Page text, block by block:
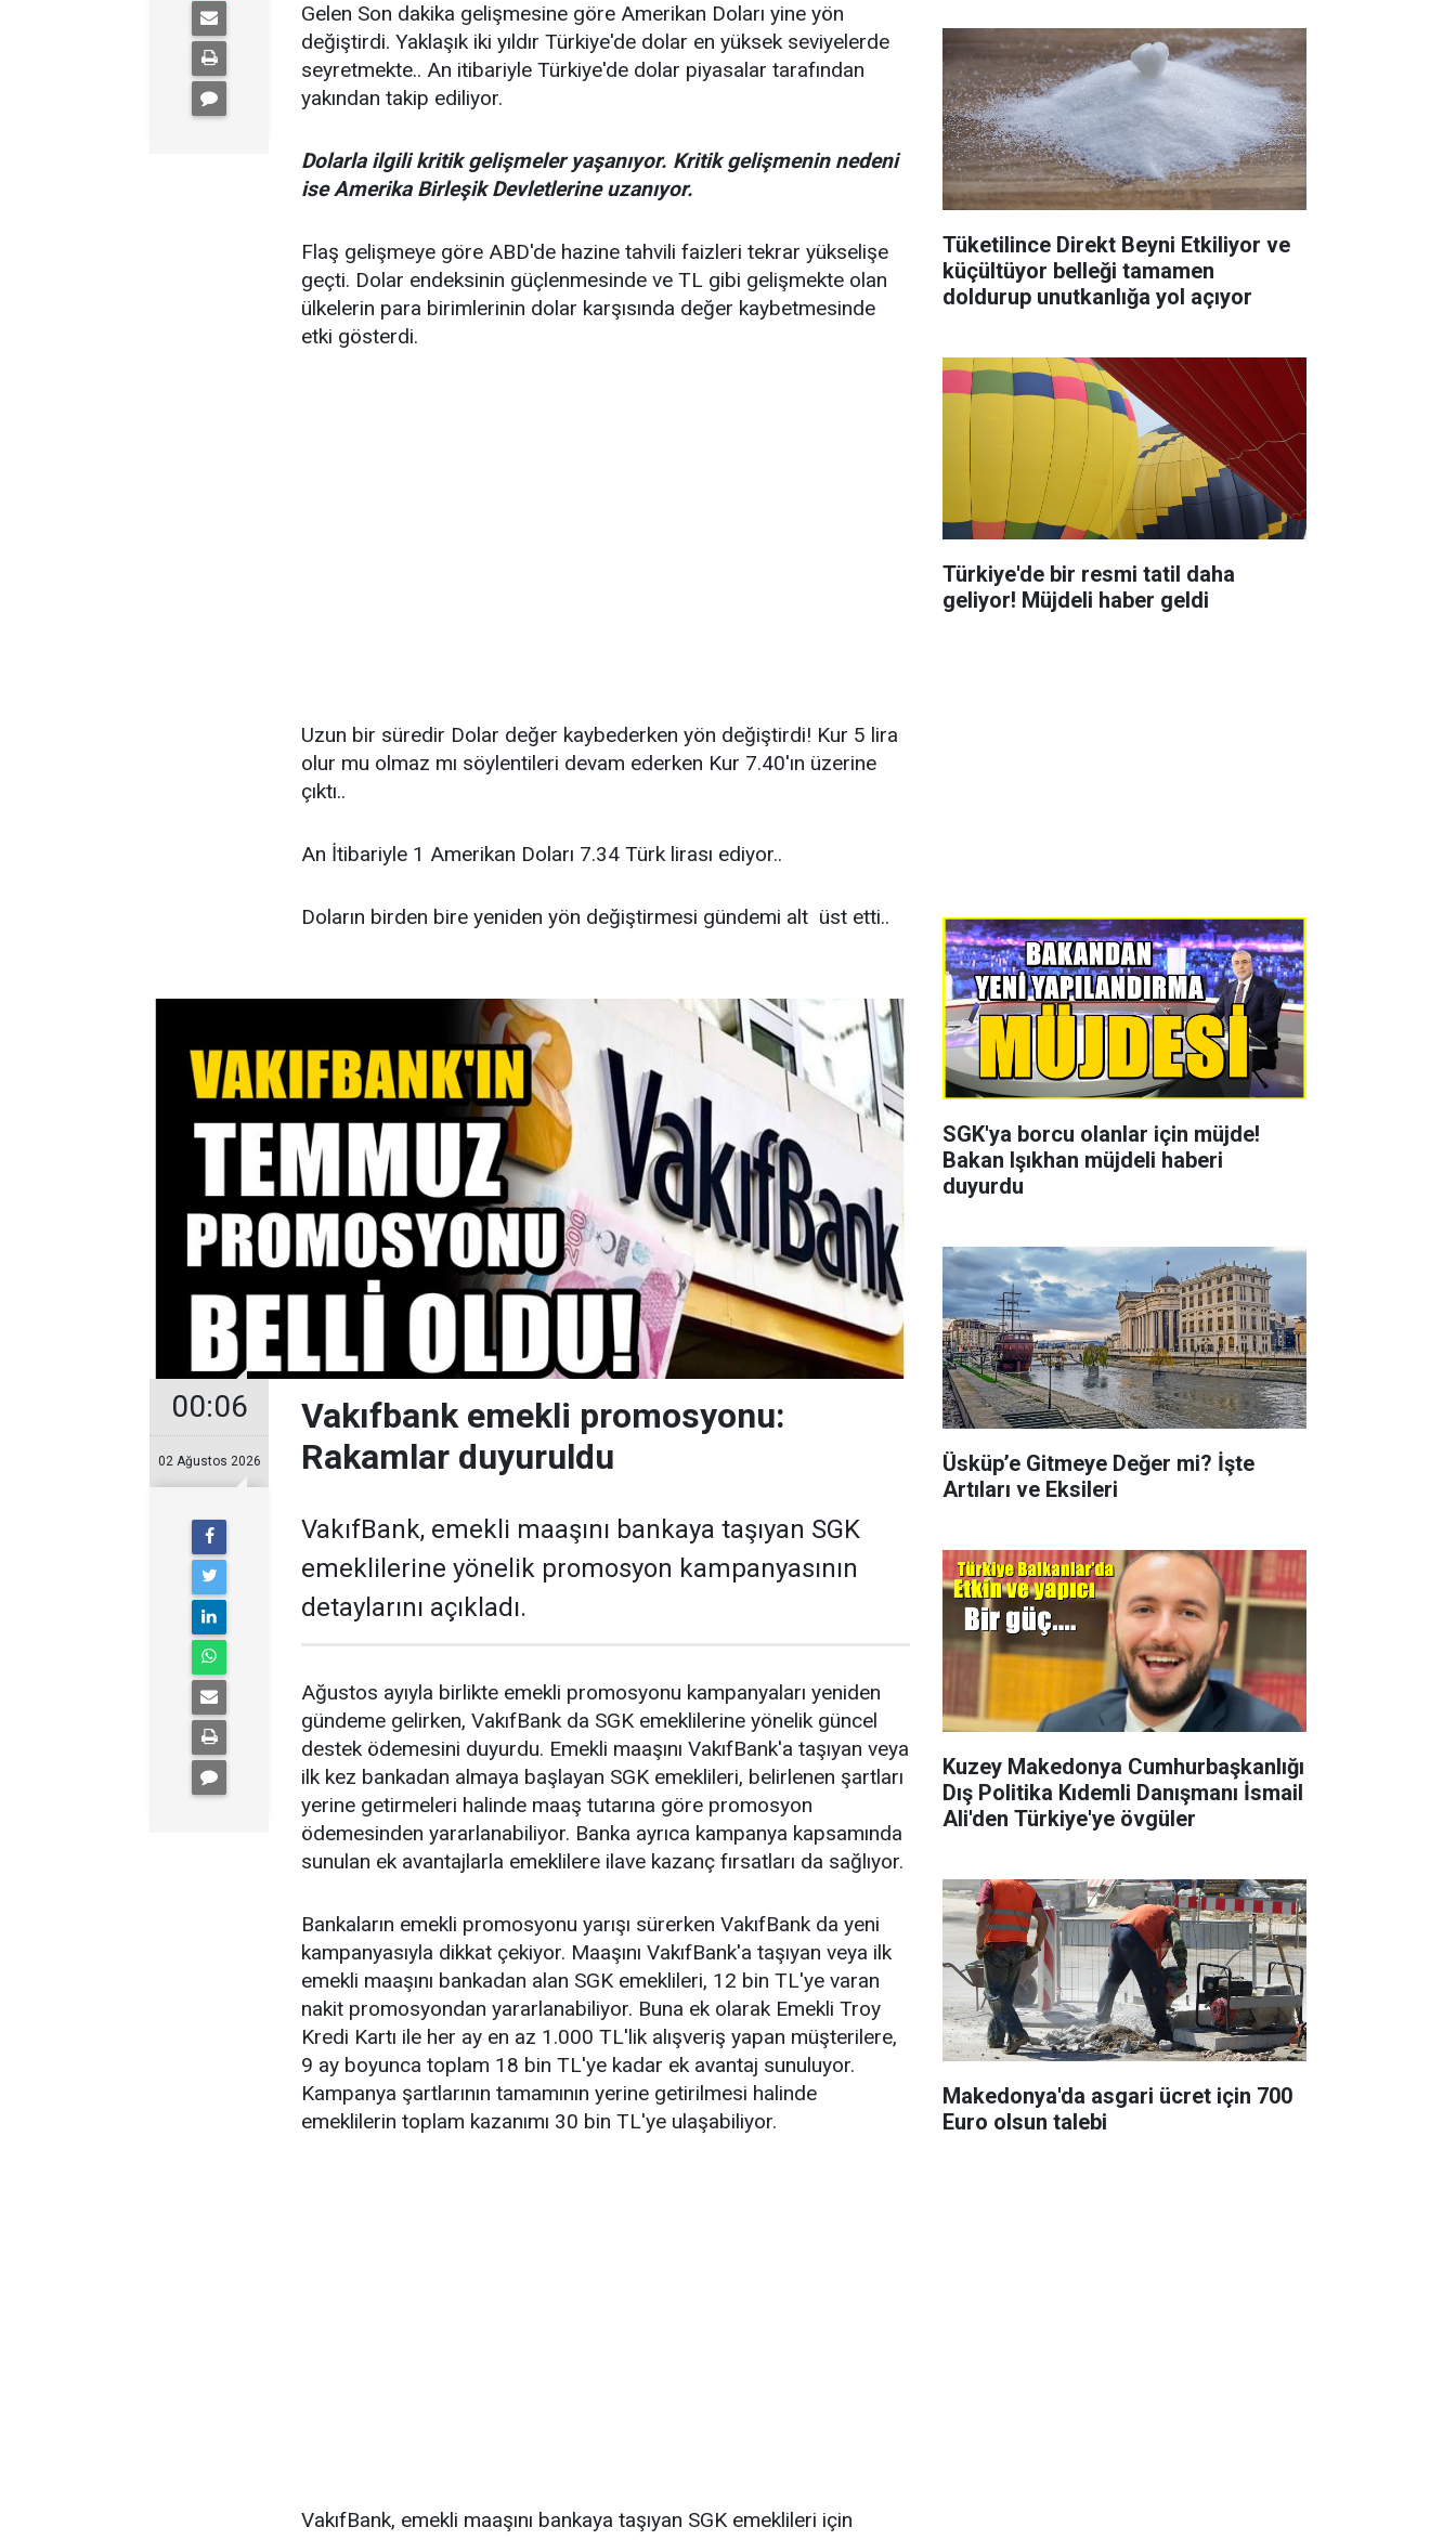
Gelen Son dakika gelişmesine göre Amerikan Doları yine yön
değiştirdi. Yaklaşık iki yıldır Türkiye'de dolar en yüksek seviyelerde
seyretmekte.. An itibariyle Türkiye'de dolar piyasalar tarafından
yakından takip ediliyor.
Dolarla ilgili kritik gelişmeler yaşanıyor. Kritik gelişmenin nedeni
ise Amerika Birleşik Devletlerine uzanıyor.
Flaş gelişmeye göre ABD'de hazine tahvili faizleri tekrar yükselişe
geçti. Dolar endeksinin güçlenmesinde ve TL gibi gelişmekte olan
ülkelerin para birimlerinin dolar karşısında değer kaybetmesinde
etki gösterdi.
Uzun bir süredir Dolar değer kaybederken yön değiştirdi! Kur 5 lira
olur mu olmaz mı söylentileri devam ederken Kur 7.40'ın üzerine
çıktı..
An İtibariyle 1 Amerikan Doları 7.34 Türk lirası ediyor..
Doların birden bire yeniden yön değiştirmesi gündemi alt üst etti..
00:06
02 Ağustos 2026
Vakıfbank emekli promosyonu:
Rakamlar duyuruldu
VakıfBank, emekli maaşını bankaya taşıyan SGK
emeklilerine yönelik promosyon kampanyasının
detaylarını açıkladı.
Ağustos ayıyla birlikte emekli promosyonu kampanyaları yeniden
gündeme gelirken, VakıfBank da SGK emeklilerine yönelik güncel
destek ödemesini duyurdu. Emekli maaşını VakıfBank'a taşıyan veya
ilk kez bankadan almaya başlayan SGK emeklileri, belirlenen şartları
yerine getirmeleri halinde maaş tutarına göre promosyon
ödemesinden yararlanabiliyor. Banka ayrıca kampanya kapsamında
sunulan ek avantajlarla emeklilere ilave kazanç fırsatları da sağlıyor.
Bankaların emekli promosyonu yarışı sürerken VakıfBank da yeni
kampanyasıyla dikkat çekiyor. Maaşını VakıfBank'a taşıyan veya ilk
emekli maaşını bankadan alan SGK emeklileri, 12 bin TL'ye varan
nakit promosyondan yararlanabiliyor. Buna ek olarak Emekli Troy
Kredi Kartı ile her ay en az 1.000 TL'lik alışveriş yapan müşterilere,
9 ay boyunca toplam 18 bin TL'ye kadar ek avantaj sunuluyor.
Kampanya şartlarının tamamının yerine getirilmesi halinde
emeklilerin toplam kazanımı 30 bin TL'ye ulaşabiliyor.
VakıfBank, emekli maaşını bankaya taşıyan SGK emeklileri için
Tüketilince Direkt Beyni Etkiliyor ve
küçültüyor belleği tamamen
doldurup unutkanlığa yol açıyor
Türkiye'de bir resmi tatil daha
geliyor! Müjdeli haber geldi
SGK'ya borcu olanlar için müjde!
Bakan Işıkhan müjdeli haberi
duyurdu
Üsküp’e Gitmeye Değer mi? İşte
Artıları ve Eksileri
Kuzey Makedonya Cumhurbaşkanlığı
Dış Politika Kıdemli Danışmanı İsmail
Ali'den Türkiye'ye övgüler
Makedonya'da asgari ücret için 700
Euro olsun talebi